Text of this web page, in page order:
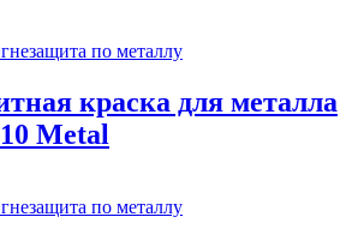
по металлу
краска для металла
Metal
по металлу